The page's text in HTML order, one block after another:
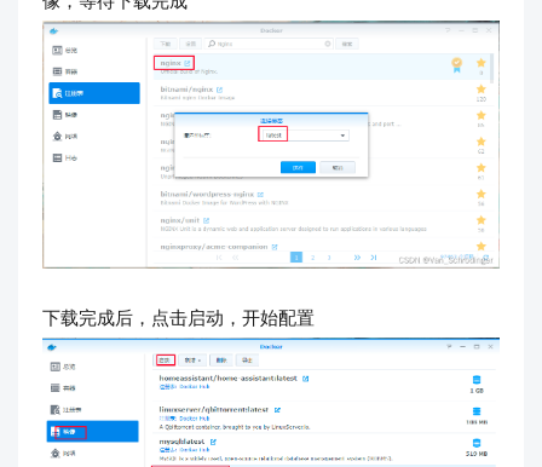
下载完成后，点击启动，开始配置